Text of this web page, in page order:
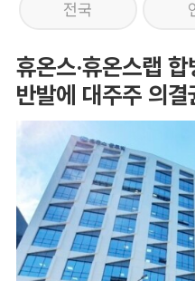
전국
휴온스·휴온스랩 합
반발에 대주주 의결